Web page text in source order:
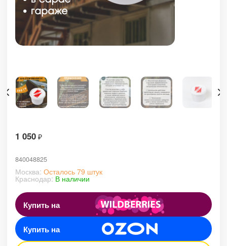
1 050 ₽
840048825
Москва: Осталось 79 штук
Краснодар: В наличии
Купить на
Купить на